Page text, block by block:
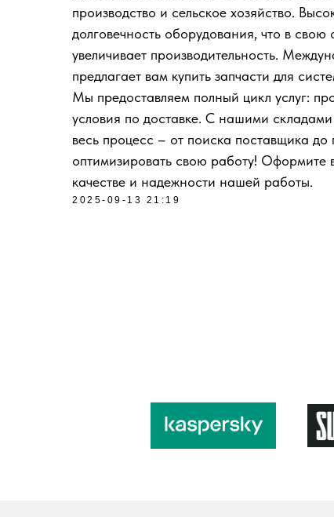
производство и сельское хозяйство.
долговечность оборудования, что в
увеличивает производительность.
предлагает вам купить запчасти для
Мы предоставляем полный цикл услуг:
условия по доставке. С нашими
весь процесс – от поиска поставщика до
оптимизировать свою работу! Оформите
качестве и надежности нашей работы.
2025-09-13 21:19